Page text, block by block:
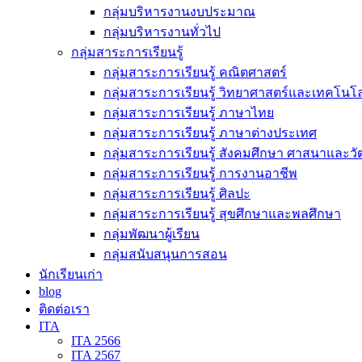
กลุ่มบริหารงานงบประมาณ
กลุ่มบริหารงานทั่วไป
กลุ่มสาระการเรียนรู้
กลุ่มสาระการเรียนรู้ คณิตศาสตร์
กลุ่มสาระการเรียนรู้ วิทยาศาสตร์และเทคโนโ
กลุ่มสาระการเรียนรู้ ภาษาไทย
กลุ่มสาระการเรียนรู้ ภาษาต่างประเทศ
กลุ่มสาระการเรียนรู้ สังคมศึกษา ศาสนาและ
กลุ่มสาระการเรียนรู้ การงานอาชีพ
กลุ่มสาระการเรียนรู้ ศิลปะ
กลุ่มสาระการเรียนรู้ สุขศึกษาและพลศึกษา
กลุ่มพัฒนาผู้เรียน
กลุ่มสนับสนุนการสอน
นักเรียนเก่า
blog
ติดต่อเรา
ITA
ITA 2566
ITA 2567